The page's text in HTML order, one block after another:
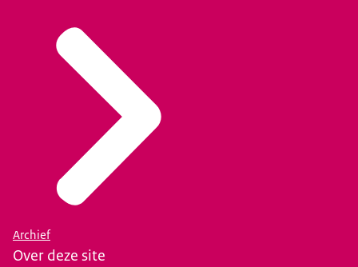
Archief
Over deze site